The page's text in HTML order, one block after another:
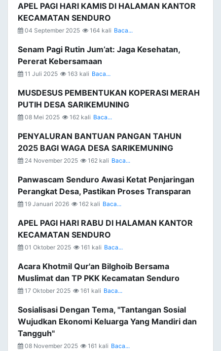
APEL PAGI HARI KAMIS DI HALAMAN KANTOR
KECAMATAN SENDURO
04 September 2025 164 kali Baca...
Senam Pagi Rutin Jum’at: Jaga Kesehatan,
Pererat Kebersamaan
11 Juli 2025 163 kali Baca...
MUSDESUS PEMBENTUKAN KOPERASI MERAH
PUTIH DESA SARIKEMUNING
08 Mei 2025 162 kali Baca...
PENYALURAN BANTUAN PANGAN TAHUN
2025 BAGI WAGA DESA SARIKEMUNING
24 November 2025 162 kali Baca...
Panwascam Senduro Awasi Ketat Penjaringan
Perangkat Desa, Pastikan Proses Transparan
19 Januari 2026 162 kali Baca...
APEL PAGI HARI RABU DI HALAMAN KANTOR
KECAMATAN SENDURO
01 Oktober 2025 161 kali Baca...
Acara Khotmil Qur'an Bilghoib Bersama
Muslimat dan TP PKK Kecamatan Senduro
17 Oktober 2025 161 kali Baca...
Sosialisasi Dengan Tema, "Tantangan Sosial
Wujudkan Ekonomi Keluarga Yang Mandiri dan
Tangguh"
08 November 2025 161 kali Baca...